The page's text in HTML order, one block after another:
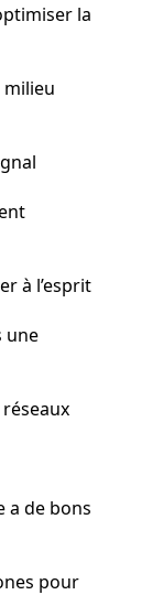
la
milieu
à l’esprit
une
a de bons
pour